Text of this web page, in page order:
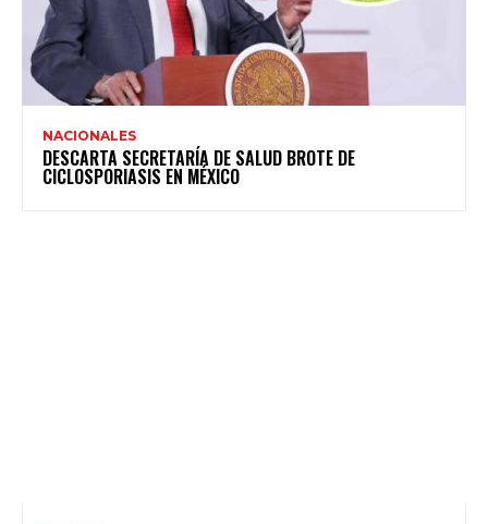
NACIONALES
DESCARTA SECRETARÍA DE SALUD BROTE DE
CICLOSPORIASIS EN MÉXICO